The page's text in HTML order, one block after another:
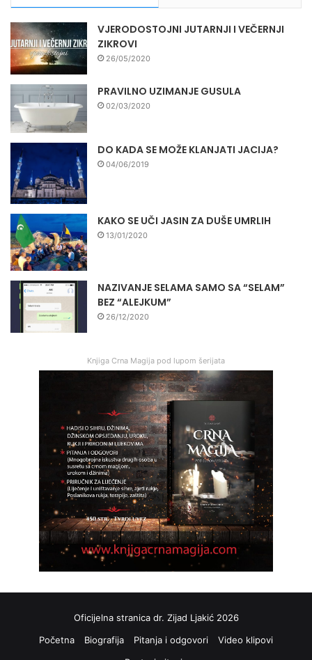
VJERODOSTOJNI JUTARNJI I VEČERNJI
ZIKROVI
26/05/2020
PRAVILNO UZIMANJE GUSULA
02/03/2020
DO KADA SE MOŽE KLANJATI JACIJA?
04/06/2019
KAKO SE UČI JASIN ZA DUŠE UMRLIH
13/01/2020
NAZIVANJE SELAMA SAMO SA “SELAM”
BEZ “ALEJKUM”
26/12/2020
Knjiga Crna Magija pod lupom šerijata
Oficijelna stranica dr. Zijad Ljakić 2026
Početna
Biografija Pitanja i odgovori
Video klipovi